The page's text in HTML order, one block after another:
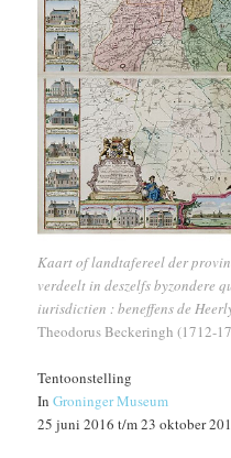
Kaart of landtafereel der
verdeelt in deszelfs byzondere
iurisdictien : beneffens de
Theodorus Beckeringh (1712-
Tentoonstelling
InGroninger Museum
25 juni 2016 t/m 23 oktober